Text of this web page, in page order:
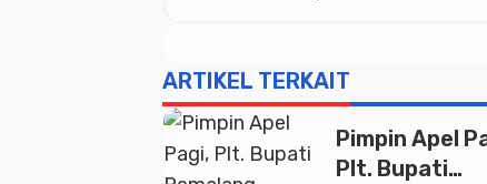
ARTIKEL TERKAIT
Pimpin Apel
Plt. Bupati